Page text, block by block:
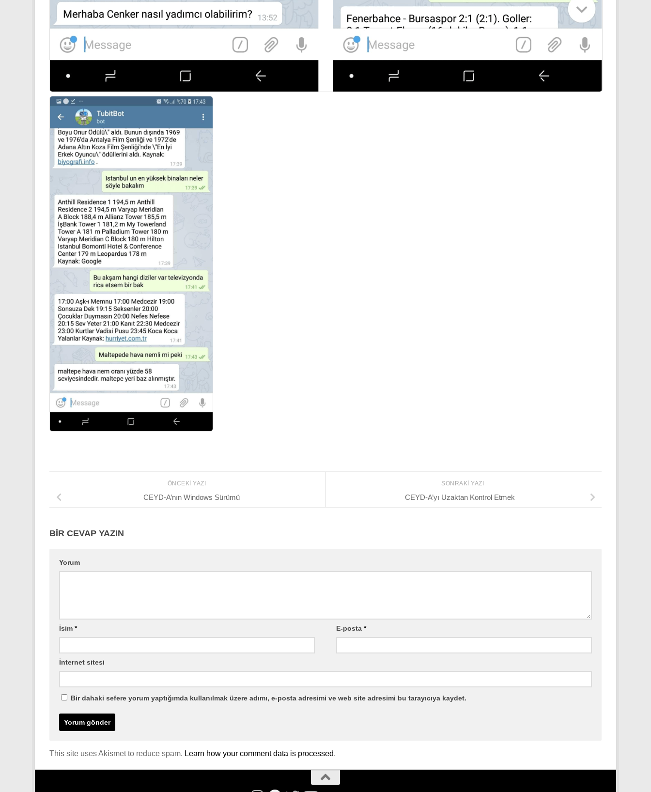
SONRAKI YAZI
CEYD-A’yı Uzaktan Kontrol Etmek
ÖNCEKI YAZI
CEYD-A’nın Windows Sürümü
BIR CEVAP YAZIN
Yorum
İsim * E-posta *
İnternet sitesi
Bir dahaki sefere yorum yaptığımda kullanılmak üzere adımı, e-posta adresimi ve web site adresimi bu tarayıcıya kaydet.
This site uses Akismet to reduce spam. Learn how your comment data is processed.